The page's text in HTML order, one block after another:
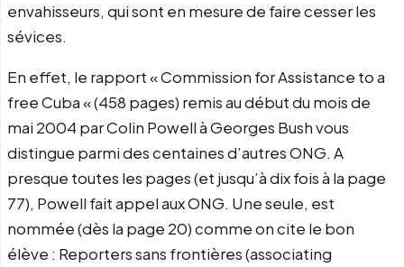
envahisseurs, qui sont en mesure de faire cesser les
sévices.
En effet, le rapport « Commission for Assistance to a
free Cuba « (458 pages) remis au début du mois de
mai 2004 par Colin Powell à Georges Bush vous
distingue parmi des centaines d’autres ONG. A
presque toutes les pages (et jusqu’à dix fois à la page
77), Powell fait appel aux ONG. Une seule, est
nommée (dès la page 20) comme on cite le bon
élève : Reporters sans frontières (associating